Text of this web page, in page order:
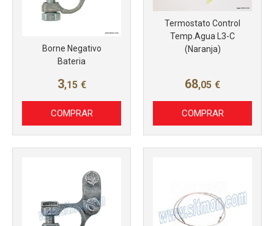
Borne Negativo
Bateria
3,15 €
COMPRAR
Termostato Control
Temp.Agua L3-C
(Naranja)
68,05 €
COMPRAR